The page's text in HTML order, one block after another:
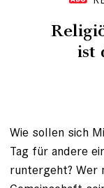
ist
Wie sollen sich
Tag für andere
runtergeht? Wer